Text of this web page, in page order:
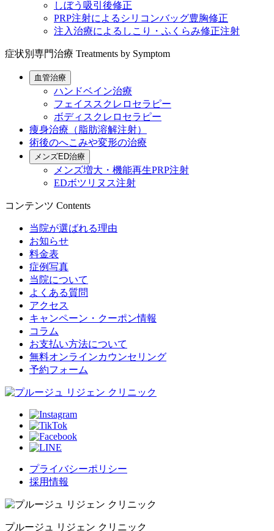
しぼう吸引後修正
PRP注射によるシリコンバッグ豊胸修正
注入治療によるしこり・ふくらみ修正注射
症状別専門治療 Treatments by Symptom
血管治療
ハンドベイン治療
フェイススクレロセラピー
ボディスクレロセラピー
痩身治療（脂肪溶解注射）
術後のへこみや変形の治療
メンズED治療
メンズ増大・機能再生PRP注射
EDボツリヌス注射
コンテンツ Contents
当院が選ばれる理由
お知らせ
料金表
症例写真
当院について
よくある質問
アクセス
キャンペーン・クーポン情報
コラム
お支払い方法について
無料オンラインカウンセリング
予約フォーム
プライバシーポリシー
採用情報
プルージュ リジェン クリニック